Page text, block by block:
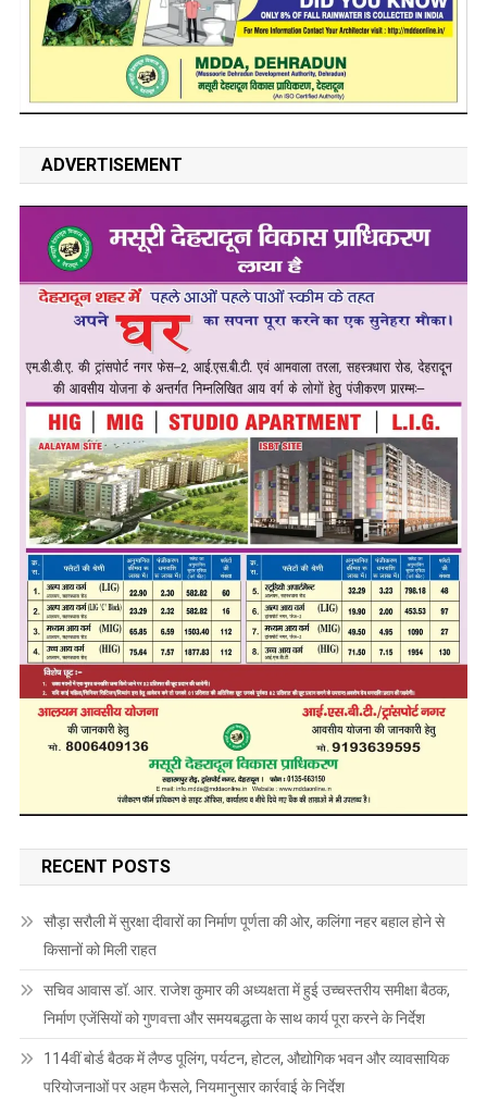
ADVERTISEMENT
RECENT POSTS
सौड़ा सरौली में सुरक्षा दीवारों का निर्माण पूर्णता की ओर, कलिंगा नहर बहाल होने से
किसानों को मिली राहत
सचिव आवास डॉ. आर. राजेश कुमार की अध्यक्षता में हुई उच्चस्तरीय समीक्षा बैठक,
निर्माण एजेंसियों को गुणवत्ता और समयबद्धता के साथ कार्य पूरा करने के निर्देश
114वीं बोर्ड बैठक में लैण्ड पूलिंग, पर्यटन, होटल, औद्योगिक भवन और व्यावसायिक
परियोजनाओं पर अहम फैसले, नियमानुसार कार्रवाई के निर्देश